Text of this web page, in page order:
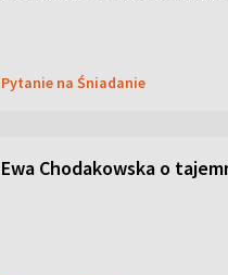
Pytanie na Śniadanie
Ewa Chodakowska o